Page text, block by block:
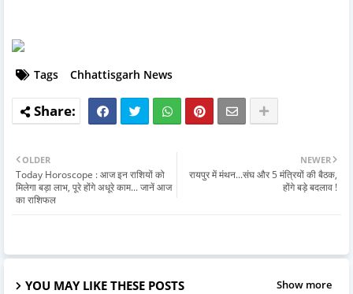
Tags Chhattisgarh News
NEWER
रायपुर में मंथन...संघ और 5 मंत्रियों की बैठक,
होंगे बड़े बदलाव !
OLDER
Today Horoscope : आज इन राशियों को
मिलेगा बड़ा लाभ, पूरे होंगे अधूरे काम... जानें आज
का राशिफल
YOU MAY LIKE THESE POSTS Show more